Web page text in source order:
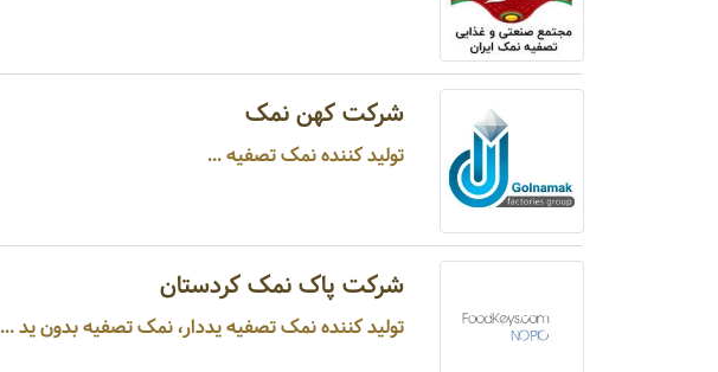
شرکت کهن نمک
تولید کننده نمک تصفیه ...
شرکت پاک نمک کردستان
تولید کننده نمک تصفیه یددار، نمک تصفیه بدون ید ...